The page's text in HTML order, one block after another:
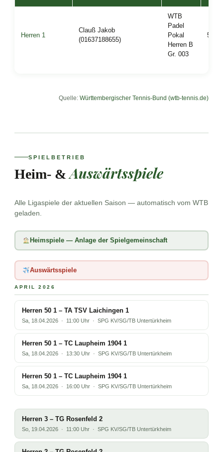
Herren 1
Clauß Jakob
(01637188655)
WTB
Padel
Pokal
Herren B
Gr. 003
5
Quelle: Württembergischer Tennis-Bund (wtb-tennis.de)
SPIELBETRIEB
Heim- &Auswärtsspiele
Alle Ligaspiele der aktuellen Saison — automatisch vom WTB
geladen.
Heimspiele — Anlage der Spielgemeinschaft
Auswärtsspiele
APRIL 2026
Herren 50 1 – TA TSV Laichingen 1
Sa, 18.04.2026 · 11:00 Uhr · SPG KV/SG/TB Untertürkheim
Herren 50 1 – TC Laupheim 1904 1
Sa, 18.04.2026 · 13:30 Uhr · SPG KV/SG/TB Untertürkheim
Herren 50 1 – TC Laupheim 1904 1
Sa, 18.04.2026 · 16:00 Uhr · SPG KV/SG/TB Untertürkheim
Herren 3 – TG Rosenfeld 2
So, 19.04.2026 · 11:00 Uhr · SPG KV/SG/TB Untertürkheim